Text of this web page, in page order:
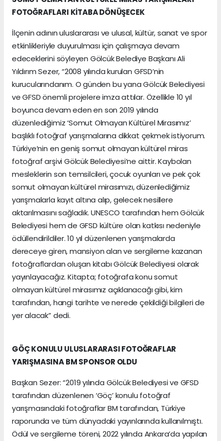
FOTOĞRAFLARI KİTABA DÖNÜŞECEK
İlçenin adının uluslararası ve ulusal, kültür, sanat ve spor
etkinlikleriyle duyurulması için çalışmaya devam
edeceklerini söyleyen Gölcük Belediye Başkanı Ali
Yıldırım Sezer, “2008 yılında kurulan GFSD’nin
kurucularındanım. O günden bu yana Gölcük Belediyesi
ve GFSD önemli projelere imza attılar. Özellikle 10 yıl
boyunca devam eden en son 2019 yılında
düzenlediğimiz ‘Somut Olmayan Kültürel Mirasımız’
başlıklı fotoğraf yarışmalarına dikkat çekmek istiyorum.
Türkiye’nin en geniş somut olmayan kültürel miras
fotoğraf arşivi Gölcük Belediyesi’ne aittir. Kaybolan
mesleklerin son temsilcileri, çocuk oyunları ve pek çok
somut olmayan kültürel mirasımızı, düzenlediğimiz
yarışmalarla kayıt altına alıp, gelecek nesillere
aktarılmasını sağladık. UNESCO tarafından hem Gölcük
Belediyesi hem de GFSD kültüre olan katkısı nedeniyle
ödüllendirildiler. 10 yıl düzenlenen yarışmalarda
dereceye giren, mansiyon alan ve sergileme kazanan
fotoğraflardan oluşan kitabı Gölcük Belediyesi olarak
yayınlayacağız. Kitapta; fotoğrafa konu somut
olmayan kültürel mirasımız açıklanacağı gibi, kim
tarafından, hangi tarihte ve nerede çekildiği bilgileri de
yer alacak” dedi.
GÖÇ KONULU ULUSLARARASI FOTOĞRAFLAR
YARIŞMASINA BM SPONSOR OLDU
Başkan Sezer: “2019 yılında Gölcük Belediyesi ve GFSD
tarafından düzenlenen ‘Göç’ konulu fotoğraf
yarışmasındaki fotoğraflar BM tarafından, Türkiye
raporunda ve tüm dünyadaki yayınlarında kullanılmıştı.
Ödül ve sergileme töreni, 2022 yılında Ankara’da yapılan